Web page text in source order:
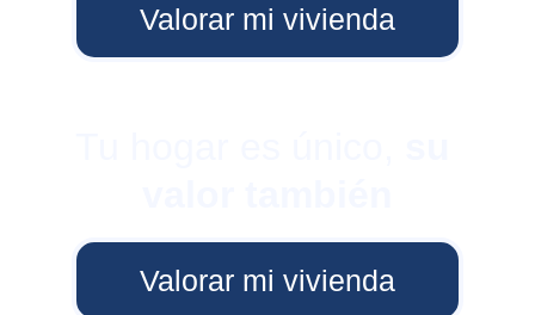
Valorar mi vivienda
Valorar mi vivienda